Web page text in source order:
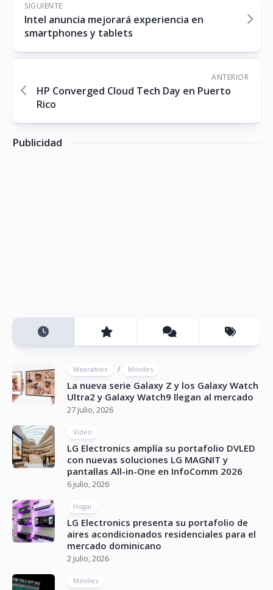
SIGUIENTE
Intel anuncia mejorará experiencia en
smartphones y tablets
ANTERIOR
HP Converged Cloud Tech Day en Puerto
Rico
Publicidad
Wearables / Móviles
La nueva serie Galaxy Z y los Galaxy Watch
Ultra2 y Galaxy Watch9 llegan al mercado
27 julio, 2026
Vídeo
LG Electronics amplía su portafolio DVLED
con nuevas soluciones LG MAGNIT y
pantallas All-in-One en InfoComm 2026
6 julio, 2026
Hogar
LG Electronics presenta su portafolio de
aires acondicionados residenciales para el
mercado dominicano
2 julio, 2026
Móviles